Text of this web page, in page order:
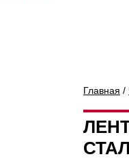
Главная /